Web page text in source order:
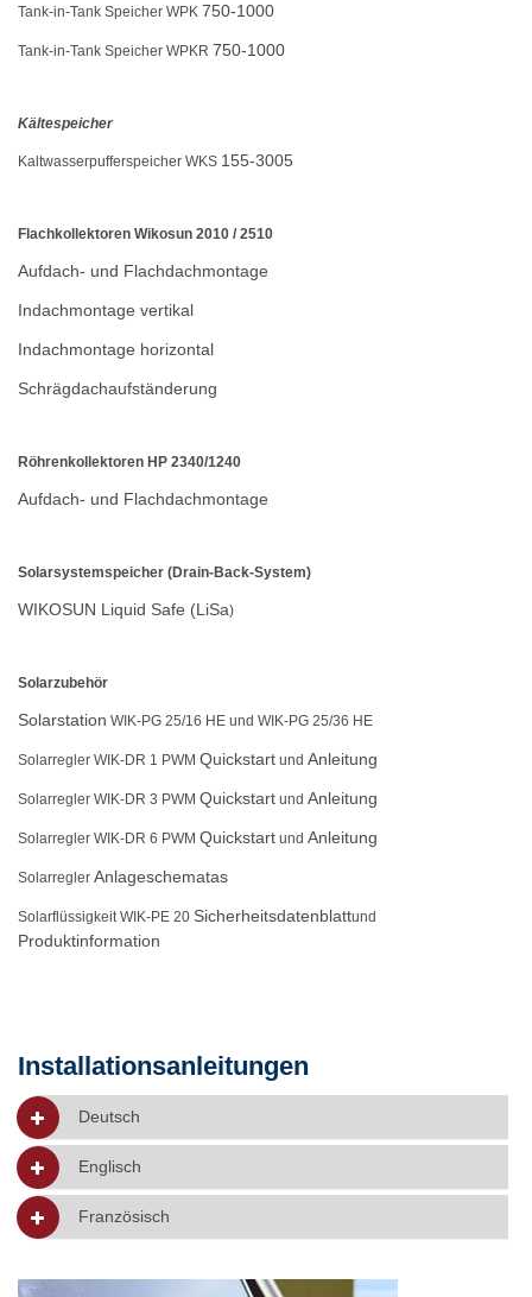
Tank-in-Tank Speicher WPK 750-1000
Tank-in-Tank Speicher WPKR 750-1000
Kältespeicher
Kaltwasserpufferspeicher WKS 155-3005
Flachkollektoren Wikosun 2010 / 2510
Aufdach- und Flachdachmontage
Indachmontage vertikal
Indachmontage horizontal
Schrägdachaufständerung
Röhrenkollektoren HP 2340/1240
Aufdach- und Flachdachmontage
Solarsystemspeicher (Drain-Back-System)
WIKOSUN Liquid Safe (LiSa)
Solarzubehör
Solarstation WIK-PG 25/16 HE und WIK-PG 25/36 HE
Solarregler WIK-DR 1 PWM Quickstart und Anleitung
Solarregler WIK-DR 3 PWM Quickstart und Anleitung
Solarregler WIK-DR 6 PWM Quickstart und Anleitung
Solarregler Anlageschematas
Solarflüssigkeit WIK-PE 20 Sicherheitsdatenblattund
Produktinformation
Installationsanleitungen
Deutsch
Englisch
Französisch